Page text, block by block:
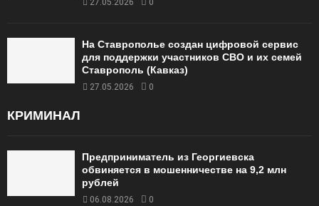
27.05.2026 0
На Ставрополье создан цифровой сервис
для поддержки участников СВО и их семей
Ставрополь (Кавказ)
27.05.2026 0
КРИМИНАЛ
Предприниматель из Георгиевска
обвиняется в мошенничестве на 9,2 млн
рублей
06.08.2026 0